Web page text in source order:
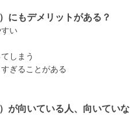
にもデメリットがある？
すい
しまう
ぎることがある
が向いている人、向いていな